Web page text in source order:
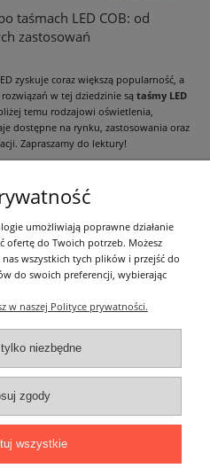
taśmach LED COB: od
zastosowań
zyskuje coraz większą popularność, a
w tej dziedzinie są taśmy LED
temu rodzajowi oświetlenia,
dostępne na rynku, zastosowania oraz
Zapraszamy do lektury!
ogólne
konto
- przekonaj się i kup również na
4, 83-000 Pruszcz Gdański
113 | tel.: 511-115-157 | tel.: 511-711-
umożliwiają poprawne działanie
ofertę do Twoich potrzeb. Możesz
wszystkich tych plików i przejść do
do swoich preferencji, wybierając
w naszej Polityce prywatności.
niezbędne
zgody
wszystkie